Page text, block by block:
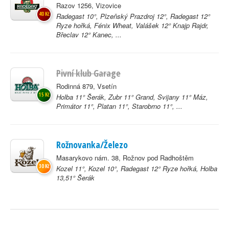
Razov 1256, Vizovice
Radegast 10°, Plzeňský Prazdroj 12°, Radegast 12°
Ryze hořká, Fénix Wheat, Valášek 12° Knajp Rajdr,
Břeclav 12° Kanec, ...
40 Kč
Pivní klub Garage
Rodinná 879, Vsetín
Holba 11° Šerák, Zubr 11° Grand, Svijany 11° Máz,
Primátor 11°, Platan 11°, Starobrno 11°, ...
15 Kč
Rožnovanka/Železo
Masarykovo nám. 38, Rožnov pod Radhoštěm
Kozel 11°, Kozel 10°, Radegast 12° Ryze hořká, Holba
13,51° Šerák
30 Kč